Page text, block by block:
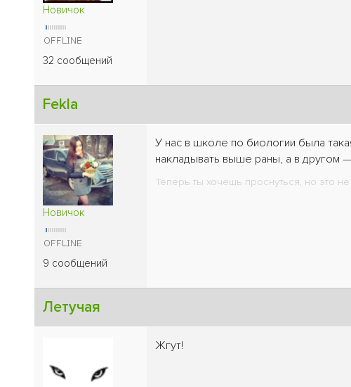
Новичок
32 сообщений
Fekla
Новичок
9 сообщений
У нас в школе по биологии была
накладывать выше раны, а в другом
Теперь ты хочешь проснуться, но это
Летучая
Жгут!